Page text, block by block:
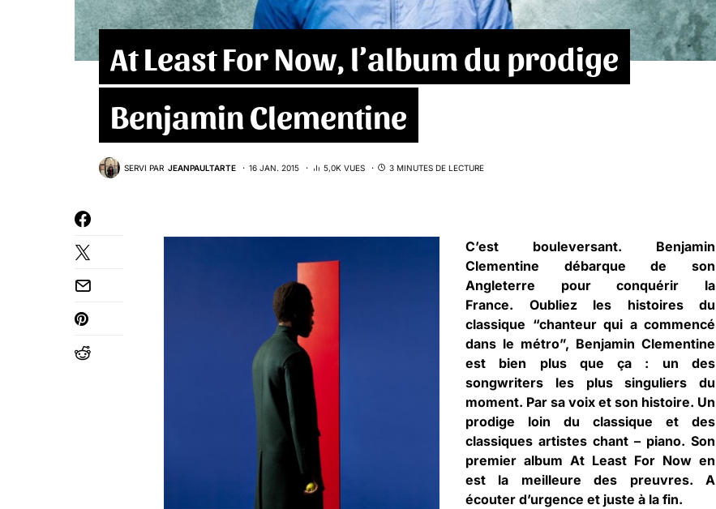
At Least For Now, l’album du prodige
Benjamin Clementine
SERVI PAR JEANPAULTARTE 16 JAN. 2015 5,0K VUES 3 MINUTES DE LECTURE
C’est bouleversant. Benjamin
Clementine débarque de son
Angleterre pour conquérir la
France. Oubliez les histoires du
classique “chanteur qui a commencé
dans le métro”, Benjamin Clementine
est bien plus que ça : un des
songwriters les plus singuliers du
moment. Par sa voix et son histoire. Un
prodige loin du classique et des
classiques artistes chant – piano. Son
premier album At Least For Now en
est la meilleure des preuvres. A
écouter d’urgence et juste à la fin.